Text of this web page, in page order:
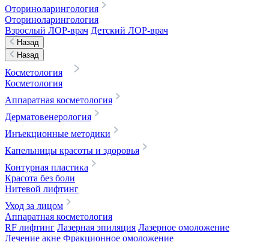
Оториноларингология
Оториноларингология
Взрослый ЛОР-врач Детский ЛОР-врач
Назад
Назад
Косметология
Косметология
Аппаратная косметология
Дерматовенерология
Инъекционные методики
Капельницы красоты и здоровья
Контурная пластика
Красота без боли
Нитевой лифтинг
Уход за лицом
Аппаратная косметология
RF лифтинг Лазерная эпиляция Лазерное омоложение
Лечение акне Фракционное омоложение